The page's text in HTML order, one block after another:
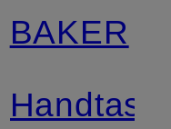
BAKER